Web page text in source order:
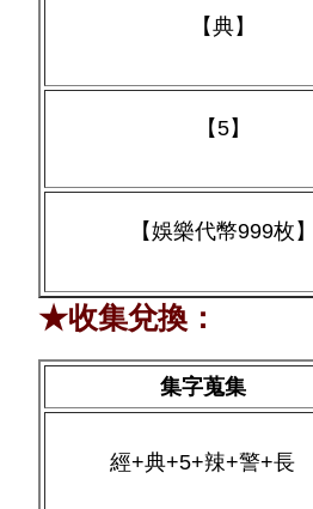
【典】
【5】
【娛樂代幣999枚
★收集兌換：
集字蒐集
經+典+5+辣+警+長